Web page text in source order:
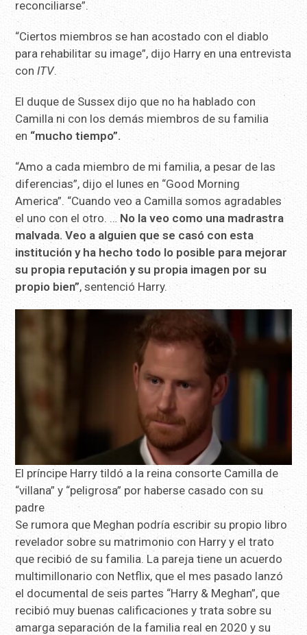
reconciliarse”.
“Ciertos miembros se han acostado con el diablo
para rehabilitar su image”, dijo Harry en una entrevista
conITV.
El duque de Sussex dijo que no ha hablado con
Camilla ni con los demás miembros de su familia
en “mucho tiempo”.
“Amo a cada miembro de mi familia, a pesar de las
diferencias”, dijo el lunes en “Good Morning
America”. “Cuando veo a Camilla somos agradables
el uno con el otro. … No la veo como una madrastra
malvada. Veo a alguien que se casó con esta
institución y ha hecho todo lo posible para mejorar
su propia reputación y su propia imagen por su
propio bien”, sentenció Harry.
El príncipe Harry tildó a la reina consorte Camilla de
“villana” y “peligrosa” por haberse casado con su
padre
Se rumora que Meghan podría escribir su propio libro
revelador sobre su matrimonio con Harry y el trato
que recibió de su familia. La pareja tiene un acuerdo
multimillonario con Netflix, que el mes pasado lanzó
el documental de seis partes “Harry & Meghan”, que
recibió muy buenas calificaciones y trata sobre su
amarga separación de la familia real en 2020 y su